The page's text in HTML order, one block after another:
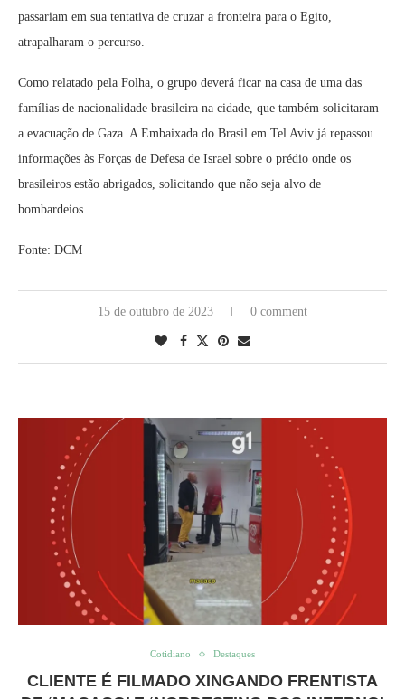
passariam em sua tentativa de cruzar a fronteira para o Egito,
atrapalharam o percurso.
Como relatado pela Folha, o grupo deverá ficar na casa de uma das
famílias de nacionalidade brasileira na cidade, que também solicitaram
a evacuação de Gaza. A Embaixada do Brasil em Tel Aviv já repassou
informações às Forças de Defesa de Israel sobre o prédio onde os
brasileiros estão abrigados, solicitando que não seja alvo de
bombardeios.
Fonte: DCM
15 de outubro de 2023 0 comment
Cotidiano Destaques
CLIENTE É FILMADO XINGANDO FRENTISTA